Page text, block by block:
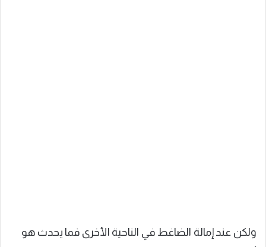
ولكن عند إمالة الضاغط في الناحية الأخرى فما يحدث هو